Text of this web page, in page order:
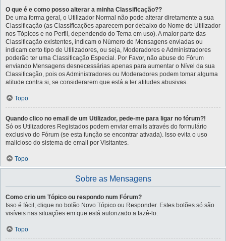
O que é e como posso alterar a minha Classificação??
De uma forma geral, o Utilizador Normal não pode alterar diretamente a sua
Classificação (as Classificações aparecem por debaixo do Nome de Utilizador
nos Tópicos e no Perfil, dependendo do Tema em uso). A maior parte das
Classificação existentes, indicam o Número de Mensagens enviadas ou
indicam certo tipo de Utilizadores, ou seja, Moderadores e Administradores
poderão ter uma Classificação Especial. Por Favor, não abuse do Fórum
enviando Mensagens desnecessárias apenas para aumentar o Nível da sua
Classificação, pois os Administradores ou Moderadores podem tomar alguma
atitude contra si, se considerarem que está a ter atitudes abusivas.
Topo
Quando clico no email de um Utilizador, pede-me para ligar no fórum?!
Só os Utilizadores Registados podem enviar emails através do formulário
exclusivo do Fórum (se esta função se encontrar ativada). Isso evita o uso
malicioso do sistema de email por Visitantes.
Topo
Sobre as Mensagens
Como crio um Tópico ou respondo num Fórum?
Isso é fácil, clique no botão Novo Tópico ou Responder. Estes botões só são
visíveis nas situações em que está autorizado a fazê-lo.
Topo